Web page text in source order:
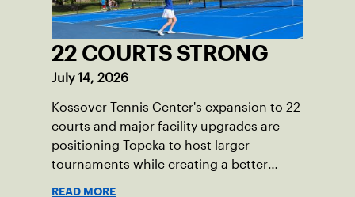
22 COURTS STRONG
July 14, 2026
Kossover Tennis Center's expansion to 22
courts and major facility upgrades are
positioning Topeka to host larger
tournaments while creating a better
READ MORE